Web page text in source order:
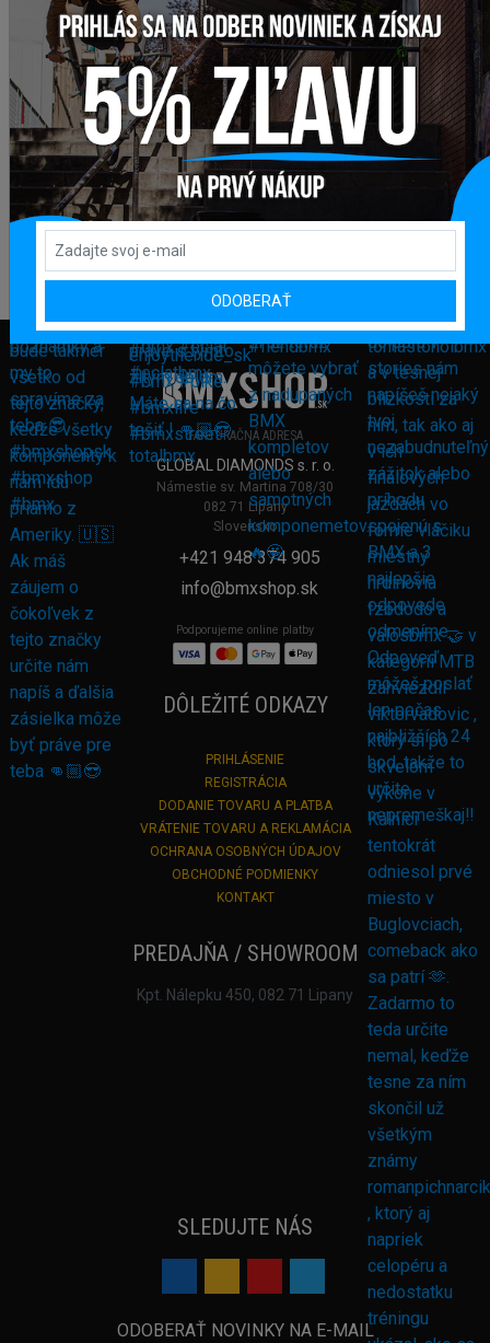
FAKTURAČNÁ ADRESA
GLOBAL DIAMONDS s. r. o.
Námestie sv. Martina 708/30
082 71 Lipany
Slovensko
+421 948 374 905
info@bmxshop.sk
Podporujeme online platby
DÔLEŽITÉ ODKAZY
PRIHLÁSENIE
REGISTRÁCIA
DODANIE TOVARU A PLATBA
VRÁTENIE TOVARU A REKLAMÁCIA
OCHRANA OSOBNÝCH ÚDAJOV
OBCHODNÉ PODMIENKY
KONTAKT
PREDAJŇA / SHOWROOM
Kpt. Nálepku 450, 082 71 Lipany
SLEDUJTE NÁS
ODOBERAŤ NOVINKY NA E-MAIL
ODOBERAŤ